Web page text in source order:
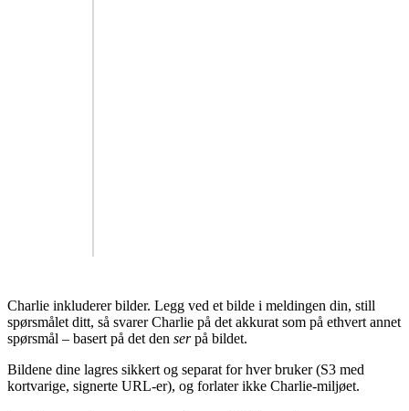
Charlie inkluderer bilder. Legg ved et bilde i meldingen din, still
spørsmålet ditt, så svarer Charlie på det akkurat som på ethvert annet
spørsmål – basert på det den serpå bildet.
Bildene dine lagres sikkert og separat for hver bruker (S3 med
kortvarige, signerte URL-er), og forlater ikke Charlie-miljøet.